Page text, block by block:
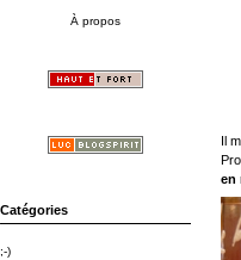
À propos
Catégories
;-)
Il
en